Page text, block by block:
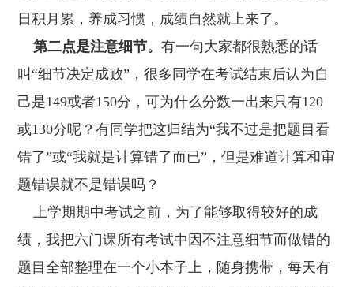
日积月累，养成习惯，成绩自然就上来了。
第二点是注意细节。有一句大家都很熟悉的话
叫“细节决定成败”，很多同学在考试结束后认为自
己是149或者150分，可为什么分数一出来只有120
或130分呢？有同学把这归结为“我不过是把题目看
错了”或“我就是计算错了而已”，但是难道计算和审
题错误就不是错误吗？
上学期期中考试之前，为了能够取得较好的成
绩，我把六门课所有考试中因不注意细节而做错的
题目全部整理在一个小本子上，随身携带，每天有